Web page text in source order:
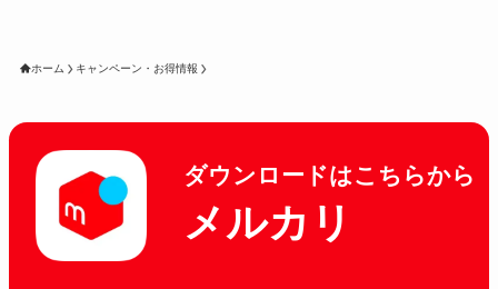
ホーム キャンペーン・お得情報
ダウンロードはこちらから
メルカリ